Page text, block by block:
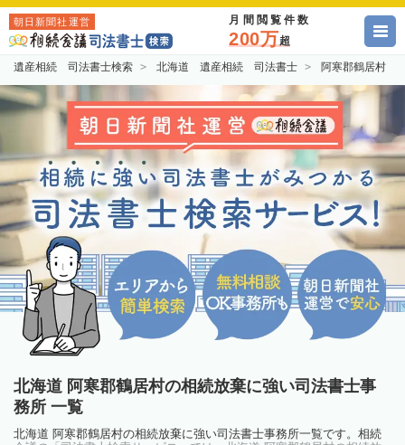
朝日新聞社運営 月間閲覧件数
200万超
遺産相続 司法書士検索 北海道 遺産相続 司法書士 阿寒郡鶴居村
北海道 阿寒郡鶴居村の相続放棄に強い司法書士事
務所 一覧
北海道 阿寒郡鶴居村の相続放棄に強い司法書士事務所一覧です。相続